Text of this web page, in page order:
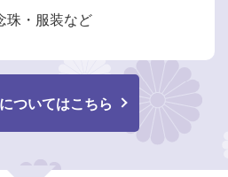
珠・服装など
ついてはこちら